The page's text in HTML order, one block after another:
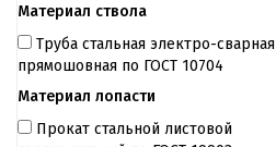
Материал ствола
Труба стальная электро-сварная
прямошовная по ГОСТ 10704
Материал лопасти
Прокат стальной листовой